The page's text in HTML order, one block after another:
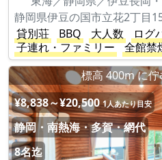
静岡県伊豆の国市立花2丁目
貸別荘
BBQ 大人数 ログ
子連れ・ファミリー
全館禁
標高 400m に
¥8,838～¥20,500 1人あたり目安
静岡・南熱海・多賀・網代
8名迄